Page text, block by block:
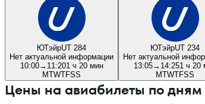
ЮТэйрUT 284
Нет актуальной информации
10:00→ 11:201 ч 20 мин
MTWTFSS
ЮТэйрUT 234
Нет актуальной
13:05→ 14:251 ч 20
MTWTFSS
Цены на авиабилеты по дням